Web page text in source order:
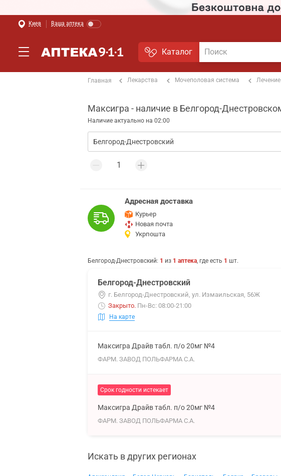
Киев Ваша аптека
Каталог
Главная Лекарства Мочеполовая система
Максигра - наличие в Белгород-
Наличие актуально на 02:00
Адресная доставка
Курьер
Новая почта
Укрпошта
Белгород-Днестровский: 1 из 1 аптека, где есть 1 шт.
Белгород-Днестровский
г. Белгород-Днестровский, ул. Измаильская, 56Ж
Закрыто. Пн-Вс: 08:00-21:00
На карте
Максигра Драйв табл. п/о 20мг №4
ФАРМ. ЗАВОД ПОЛЬФАРМА С.А.
Срок годности истекает
Максигра Драйв табл. п/о 20мг №4
ФАРМ. ЗАВОД ПОЛЬФАРМА С.А.
Искать в других регионах